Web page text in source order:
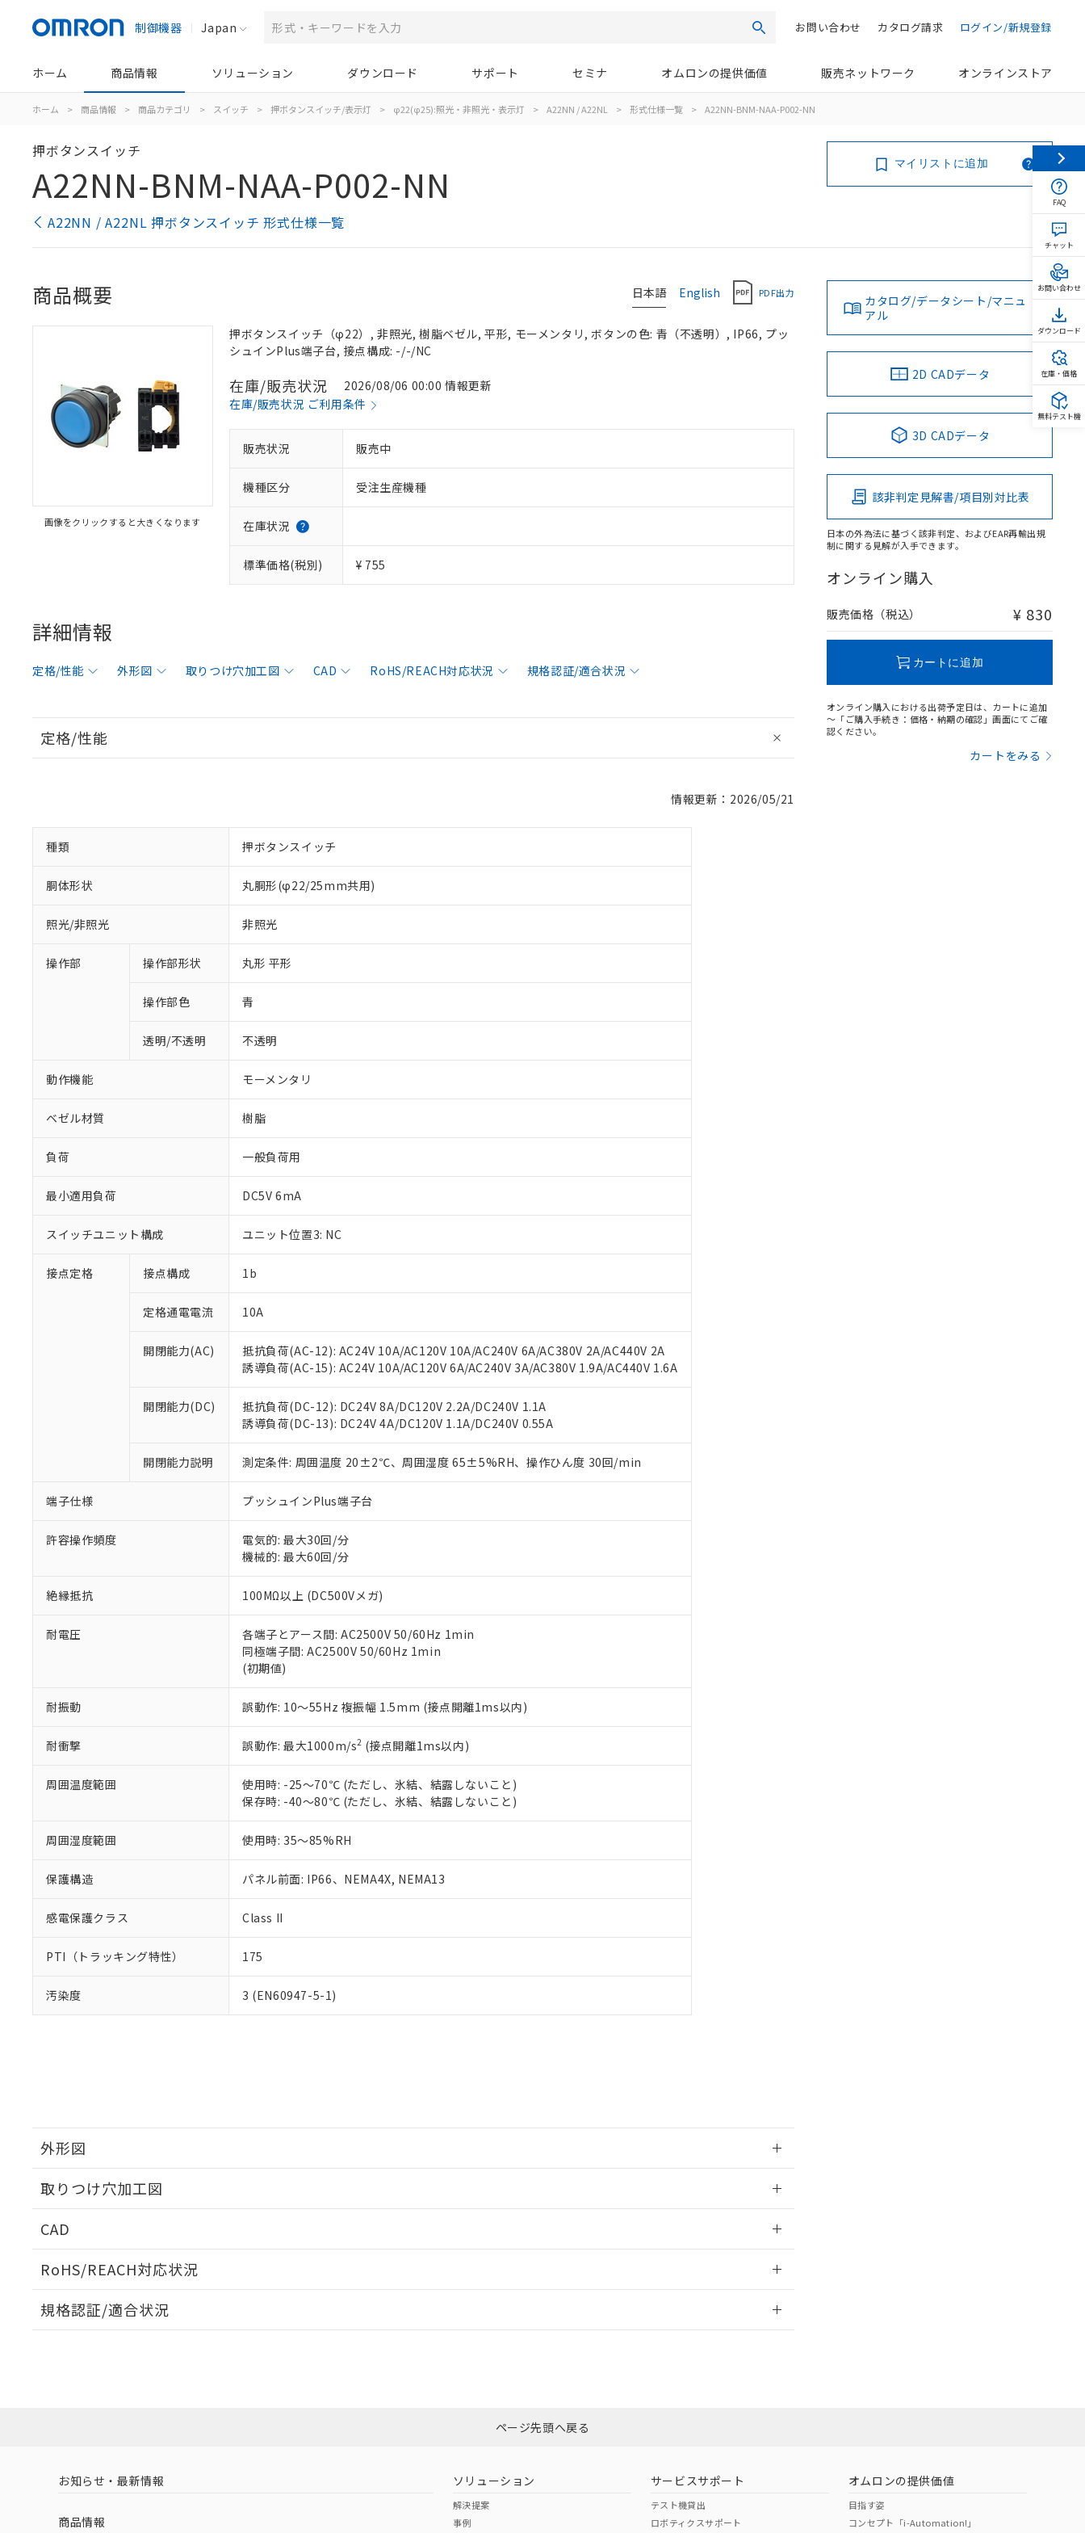
制御機器 Japan 検索 ログイン/新規登録
カタログ請求
お問い合わせ
ホーム 商品情報 ソリューション ダウンロード サポート セミナ オムロンの提供価値 販売ネットワーク オンラインストア
ホーム > 商品情報 > 商品カテゴリ > スイッチ > 押ボタンスイッチ/表示灯 > φ22(φ25):照光・非照光・表示灯 > A22NN / A22NL > 形式仕様一覧 > A22NN-BNM-NAA-P002-NN
押ボタンスイッチ
A22NN-BNM-NAA-P002-NN
A22NN / A22NL 押ボタンスイッチ 形式仕様一覧
マイリストに追加
日本語 English PDF出力
商品概要
画像をクリックすると大きくなります
押ボタンスイッチ（φ22）, 非照光, 樹脂ベゼル, 平形, モーメンタリ, ボタンの色: 青（不透明）, IP66, プッ
シュインPlus端子台, 接点構成: -/-/NC
在庫/販売状況
2026/08/06 00:00 情報更新
在庫/販売状況 ご利用条件
販売状況 販売中
機種区分 受注生産機種
在庫状況
標準価格(税別) ¥ 755
詳細情報
定格/性能 外形図 取りつけ穴加工図 CAD RoHS/REACH対応状況 規格認証/適合状況
定格/性能
情報更新：2026/05/21
種類 押ボタンスイッチ
胴体形状 丸胴形(φ22/25mm共用)
照光/非照光 非照光
操作部 操作部形状 丸形 平形
操作部色 青
透明/不透明 不透明
動作機能 モーメンタリ
ベゼル材質 樹脂
負荷 一般負荷用
最小適用負荷 DC5V 6mA
スイッチユニット構成 ユニット位置3: NC
接点定格 接点構成 1b
定格通電電流 10A
開閉能力(AC)
抵抗負荷(AC-12): AC24V 10A/AC120V 10A/AC240V 6A/AC380V 2A/AC440V 2A
誘導負荷(AC-15): AC24V 10A/AC120V 6A/AC240V 3A/AC380V 1.9A/AC440V 1.6A
開閉能力(DC)
抵抗負荷(DC-12): DC24V 8A/DC120V 2.2A/DC240V 1.1A
誘導負荷(DC-13): DC24V 4A/DC120V 1.1A/DC240V 0.55A
開閉能力説明 測定条件: 周囲温度 20±2℃、周囲湿度 65±5%RH、操作ひん度 30回/min
端子仕様 プッシュインPlus端子台
許容操作頻度
電気的: 最大30回/分
機械的: 最大60回/分
絶縁抵抗 100MΩ以上 (DC500Vメガ)
耐電圧
各端子とアース間: AC2500V 50/60Hz 1min
同極端子間: AC2500V 50/60Hz 1min
(初期値)
耐振動 誤動作: 10～55Hz 複振幅 1.5mm (接点開離1ms以内)
耐衝撃 誤動作: 最大1000m/s2 (接点開離1ms以内)
周囲温度範囲
使用時: -25～70℃ (ただし、氷結、結露しないこと)
保存時: -40～80℃ (ただし、氷結、結露しないこと)
周囲湿度範囲 使用時: 35～85%RH
保護構造 パネル前面: IP66、NEMA4X, NEMA13
感電保護クラス Class II
PTI（トラッキング特性） 175
汚染度 3 (EN60947-5-1)
外形図
取りつけ穴加工図
CAD
RoHS/REACH対応状況
EU RoHS 注意事項・凡例
ダウンロードはこちら
中国 RoHS 注意事項・凡例
規格認証/適合状況
カタログ/データシート/マニュ
アル
2D CADデータ
3D CADデータ
該非判定見解書/項目別対比表
日本の外為法に基づく該非判定、およびEAR再輸出規
制に関する見解が入手できます。
オンライン購入
販売価格（税込） ¥ 830
カートに追加
オンライン購入における出荷予定日は、カートに追加
～「ご購入手続き：価格・納期の確認」画面にてご確
認ください。
カートをみる
ご利用条件
以下の条件をお読みいただき、同意のうえご利用ください。
本サービスは、当社制御機器事業取扱商品の当社在庫状況および標準価格(税抜)を提供させていただ
くものです。
在庫状況および標準価格照会結果は、記載している更新日時点での社内データに基づき作成されるも
のであり、閲覧された時点での実際の在庫および標準価格とは異なる場合があることをご了承くださ
い。
正式な納期状況および標準価格はお客様のお取引先、またはお客様担当のオムロン制御機器販売店・
当社販売員にご相談ください。
オムロン制御機器販売店や当社販売拠点は「
す。
マイパーツ機能（部品リスト作成サービス）をご利用いただくには、I-Webメンバーズにご登録され
ている必要があります。
が、当社の製品・サービスに関するお客様との取引・商談に必要な範囲で利用することをご了承くだ
さい。
※当社の共同利用者とは、"個人情報の共同利用に関して"
いる法人を指します。
※1 対応状況
対応済み：EU RoHS指令（10物質）の非含有に対応した製品が提供可能な商品です。
対応予定：EU RoHS指令（10物質）の非含有に対応した製品に切り替える予定のある商品です。
非該当品：ライセンス料など無形物で、有害物質有無と関係のない商品です。
仕入先様の事情により、非含有部品としていたものが、含有品と判明した場合などやむを得ず変更すること
があります。
*EU RoHS指令（10物質）：
鉛(Pb) 1000ppm以下、 水銀(Hg) 1000ppm以下、 カドミウム(Cd) 100ppm以下、
六価クロム(Cr(Ⅵ)) 1000ppm以下、ポリ臭化ビフェニル類(PBB) 1000ppm以下、ポリ臭化ジフェニルエーテル類(PBDE) 1000ppm以下、
フタル酸ビス(2-エチルヘキシル) (DEHP)(別名：DOP) 1000ppm以下、フタル酸ブチルベンジル（BBP） 1000ppm以下、フタル酸ジブチ
ル（DBP） 1000ppm以下、フタル酸ジイソブチル (DIBP) 1000ppm以下
但し、RoHS指令で産業用監視および制御機器に対する適用除外項目は除く。
※2 対応予定月
部品在庫の切り替え状況などにより、予定月が前後することがあります。
※3 非含有証明書ダウンロード
下記の非含有証明書をダウンロードすることができます。
EU RoHS指令（10物質）の非含有証明書
51物質の非含有証明書（当社基準）
※本証明書は発行日時点で非含有を証明するもので、過去に遡って非含有を証明するものではありません。
また、RoHS指令のフタル酸エステル類４物質の対応では、対応完了までの期間は出荷製品に未対応品が
既に当社にて対応品への在庫切替を完了していることから、特段のことがない限り、2022年1月12日よ
り割愛しております。
※1 中国RoHS○×表
「×」：最大均質材料含有率が中国RoHSの基準値を超えていることを示します。
「－」：未確認です。当社販売部門へお問い合わせください。
*中国RoHS10物質の基準値 (GB/T26572)：
Pb(鉛) :1000ppm、 Hg(水銀) : 1000ppm、 Cd(カドミウム) : 100ppm、
Cr(Ⅵ)(六価クロム) : 1000ppm、 PBBs(ポリ臭化ビフェニル類) : 1000ppm、 PBDEs(ポリ臭化ジフェニルエーテル類) : 1000ppm、
DBP(フタル酸ジブチル) : 1000ppm、 DIBP(フタル酸ジイソブチル) : 1000ppm、 BBP(フタル酸ブチルベンジル) : 1000ppm、
DEHP(フタル酸ビス(2-エチルヘキシル)) : 1000ppm
※2 環境保護使用期限
「ｅ」：有害物質（10物質）のすべてが基準値以下であることを示します。
「10」：通常の使用状況下において有害物質が外部に漏えいし、環境に深刻な影響を及ぼさない年数を意
「－」：未確認です。当社販売部門へお問い合わせください。
当社は、これら貴社製品のうち、外国為替および外国貿易法に定める商品（以下｢規制貨物等」とい
などの必要な手続きをとります。
当社は規制貨物を破棄する場合は、完全に破砕するなど、違法に輸出されないよう必要な手段を講じ
ます。
置等に一切使用いたしません。
当社は、貴社製品を第三者に販売する場合は、上記1、2および3の内容を当該第三者に通知します。
また当社は、販売先および販売に係わる関係者が違法に輸出するおそれがある場合は、取り引きをい
たしません。
記
号
説明
○ 一定数以上の在庫あり
△ 一定数には満たないが在庫あり
－
在庫なし(最新の在庫状況については、お客様のお取引先、またはお客様担当のオムロン制御
機器販売店・当社販売員にご確認ください)
空
白
受注生産機種、また在庫状況の情報を公開していない機種
ページ先頭へ戻る
お知らせ・最新情報
商品情報
ソリューション
解決提案
事例
サービスサポート
テスト機貸出
ロボティクスサポート
オムロンの提供価値
目指す姿
コンセプト「i-Automation!」
FAQ
チャット
お問い合わせ
ダウンロード
在庫・価格
無料テスト機